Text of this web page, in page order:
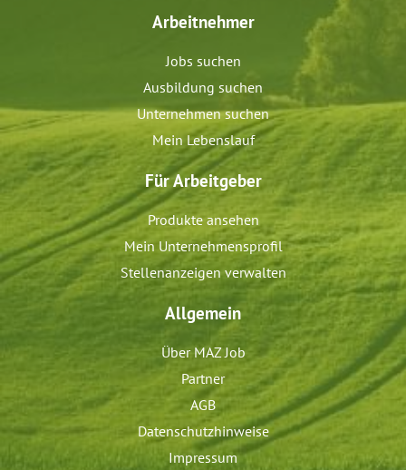
Arbeitnehmer
Jobs suchen
Ausbildung suchen
Unternehmen suchen
Mein Lebenslauf
Für Arbeitgeber
Produkte ansehen
Mein Unternehmensprofil
Stellenanzeigen verwalten
Allgemein
Über MAZ Job
Partner
AGB
Datenschutzhinweise
Impressum